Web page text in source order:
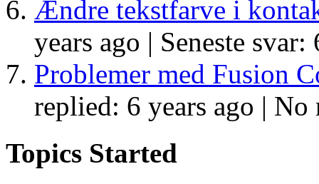
Ændre tekstfarve i
years ago | Seneste svar:
Problemer med Fusion
replied: 6 years ago | No
Topics Started